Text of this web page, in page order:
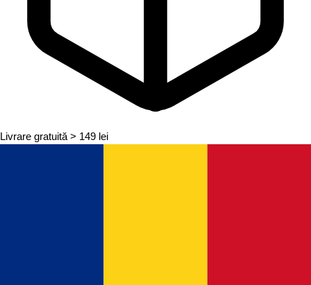
Livrare gratuită > 149 lei